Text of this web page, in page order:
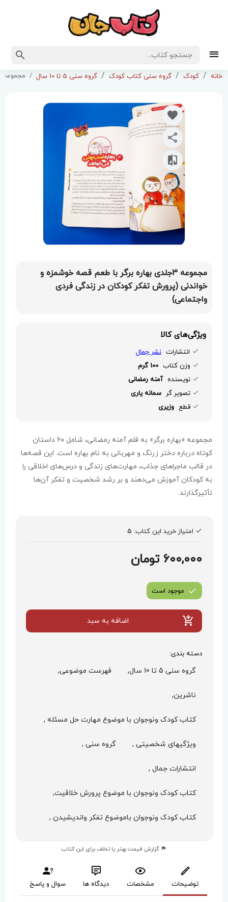
خانه کودک گروه سنی کتاب کودک گروه سنی 5 تا 10 سال مجموعه 3جلدی بهاره برگر با طعم قصه خوشمزه و خواندنی (پرورش تفکر کودکان در زندگی فردی واجتماعی)
مجموعه 3جلدی بهاره برگر با طعم قصه خوشمزه و
خواندنی (پرورش تفکر کودکان در زندگی فردی
واجتماعی)
ویژگی‌های کالا
انتشارات نشر جمال
وزن کتاب 100 گرم
نویسنده آمنه رمضانی
تصویر گر سمانه یاری
قطع وزیری
مجموعه «بهاره برگر» به قلم آمنه رمضانی، شامل ۶۰ داستان
کوتاه درباره دختر زرنگ و مهربانی به نام بهاره است. این قصه‌ها
در قالب ماجراهای جذاب، مهارت‌های زندگی و درس‌های اخلاقی را
به کودکان آموزش می‌دهند و بر رشد شخصیت و تفکر آن‌ها
تأثیرگذارند.
امتیاز خرید این کتاب: 5
600,000 تومان
موجود است
اضافه به سبد
دسته بندی:
گروه سنی 5 تا 10 سال, فهرست موضوعی,
ناشرین,
کتاب کودک ونوجوان با موضوع مهارت حل مسئله ,
ویژگیهای شخصیتی , گروه سنی ,
انتشارات جمال ,
کتاب کودک ونوجوان با موضوع پرورش خلاقیت,
کتاب کودک ونوجوان باموضوع تفکر واندیشیدن ,
گزارش قیمت بهتر یا تخلف برای این کتاب
توضیحات مشخصات دیدگاه ها سوال و پاسخ